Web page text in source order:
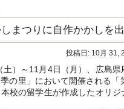
しまつりに自作かかしを
投稿日: 10月 31,
）～11月4日（月）、広島県
の里」において開催される「
校の留学生が作成したオリ